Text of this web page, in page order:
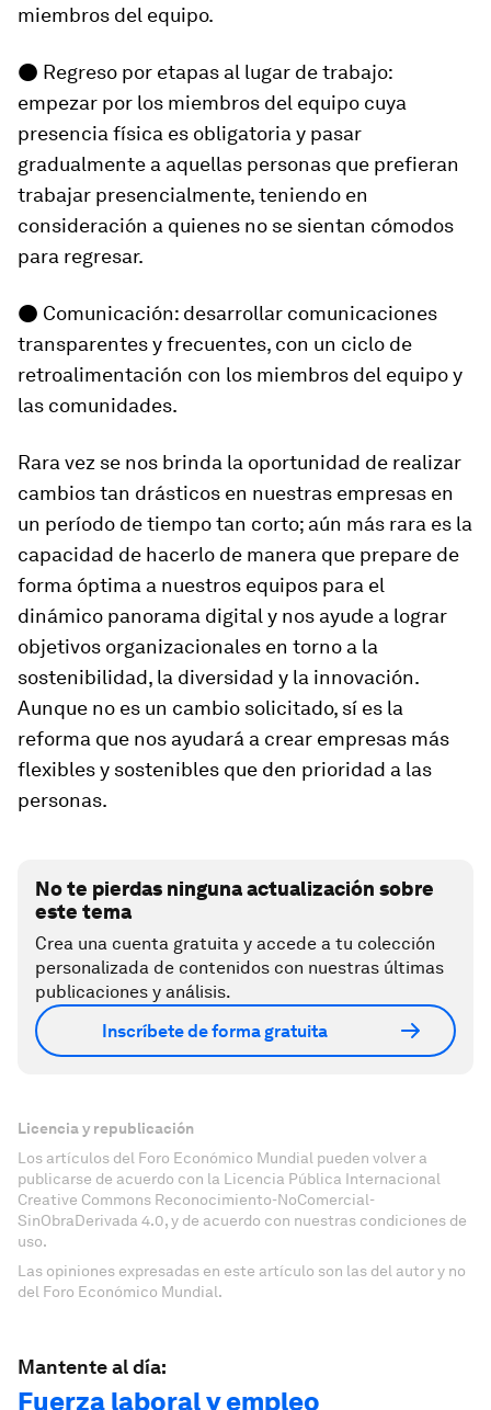
miembros del equipo.
● Regreso por etapas al lugar de trabajo:
empezar por los miembros del equipo cuya
presencia física es obligatoria y pasar
gradualmente a aquellas personas que prefieran
trabajar presencialmente, teniendo en
consideración a quienes no se sientan cómodos
para regresar.
● Comunicación: desarrollar comunicaciones
transparentes y frecuentes, con un ciclo de
retroalimentación con los miembros del equipo y
las comunidades.
Rara vez se nos brinda la oportunidad de realizar
cambios tan drásticos en nuestras empresas en
un período de tiempo tan corto; aún más rara es la
capacidad de hacerlo de manera que prepare de
forma óptima a nuestros equipos para el
dinámico panorama digital y nos ayude a lograr
objetivos organizacionales en torno a la
sostenibilidad, la diversidad y la innovación.
Aunque no es un cambio solicitado, sí es la
reforma que nos ayudará a crear empresas más
flexibles y sostenibles que den prioridad a las
personas.
No te pierdas ninguna actualización sobre
este tema
Crea una cuenta gratuita y accede a tu colección
personalizada de contenidos con nuestras últimas
publicaciones y análisis.
Inscríbete de forma gratuita
Licencia y republicación
Los artículos del Foro Económico Mundial pueden volver a
publicarse de acuerdo con la Licencia Pública Internacional
Creative Commons Reconocimiento-NoComercial-
SinObraDerivada 4.0, y de acuerdo con nuestras condiciones de
uso.
Las opiniones expresadas en este artículo son las del autor y no
del Foro Económico Mundial.
Mantente al día:
Fuerza laboral y empleo